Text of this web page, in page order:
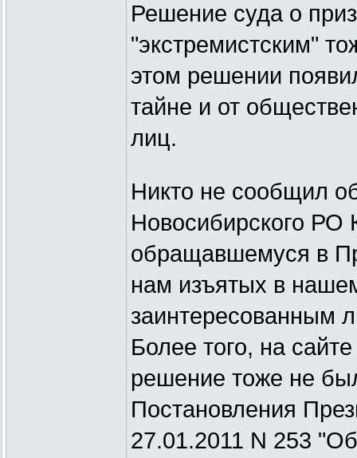
Решение суда о
"экстремистским"
этом решении
тайне и от
лиц.
Никто не сообщил
Новосибирского
обращавшемуся в
нам изъятых в
заинтересованным
Более того, на
решение тоже не
Постановления
27.01.2011 N 253